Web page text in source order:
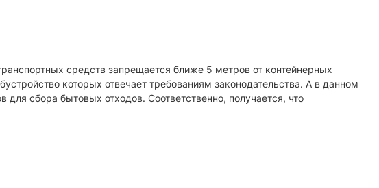
средств запрещается ближе 5 метров от контейнерных
которых отвечает требованиям законодательства. А в данном
сбора бытовых отходов. Соответственно, получается, что